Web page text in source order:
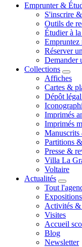
Emprunter &
S'inscrire
Outils de
Étudier à
Empruntez
Réserver
Demander
Collections
Affiches
Cartes &
Dépôt
Imprimés
Imprimés
Manuscrits
Partitions
Presse &
Villa La
Voltaire
Actualités
Tout
Expositions
Activités &
Visites
Accueil
Blog
Newsletter